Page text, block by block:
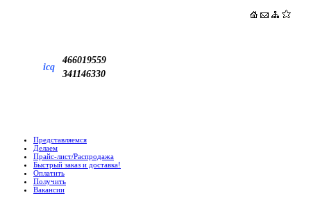
icq
466019559
341146330
Представляемся
Делаем
Прайс-лист/Распродажа
Быстрый заказ и доставка!
Оплатить
Получить
Вакансии